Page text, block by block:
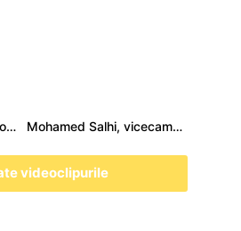
Stejarul Iulian Hartig: A fost un turneu care a unit mai mult echipa Mohamed Salhi, vicecampion național juniori I: Rugby-ul te învață să accepți și înfrângerile
videoclipurile